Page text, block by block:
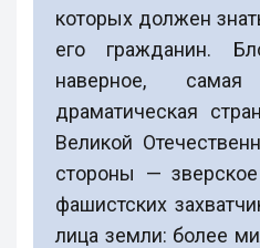
которых должен
его гражданин.
наверное,
драматическая
Великой
стороны —
фашистских
лица земли: более